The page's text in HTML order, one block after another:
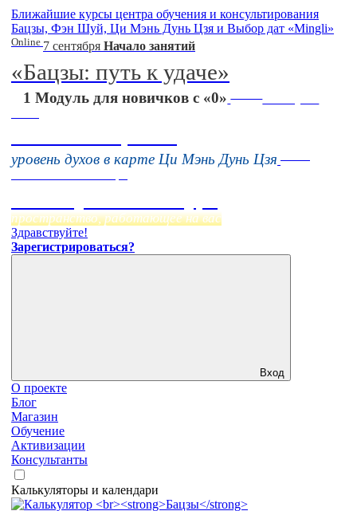
Ближайшие курсы центра обучения и консультирования
Бацзы, Фэн Шуй, Ци Мэнь Дунь Цзя и Выбор дат «Mingli»
Online 7 сентября Начало занятий
«Бацзы: путь к удаче»
1 Модуль для новичков с «0»
16 августа
уровень духов в карте Ци Мэнь Дунь Цзя
пространство, работающее на вас
Здравствуйте!
Зарегистрироваться?
Вход
О проекте
Блог
Магазин
Обучение
Активизации
Консультанты
Калькуляторы и календари